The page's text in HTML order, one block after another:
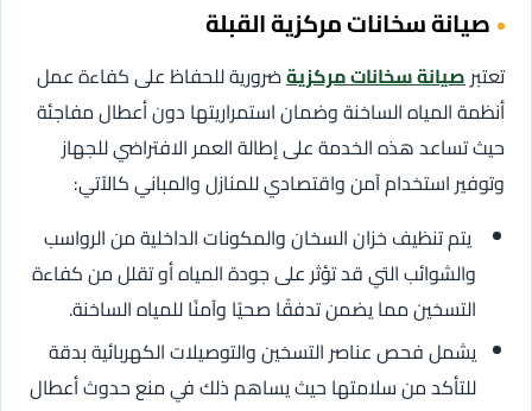
صيانة سخانات مركزية القبلة
تعتبرصيانة سخانات مركزيةضرورية للحفاظ على كفاءة عمل
أنظمة المياه الساخنة وضمان استمراريتها دون أعطال مفاجئة
حيث تساعد هذه الخدمة على إطالة العمر الافتراضي للجهاز
وتوفير استخدام آمن واقتصادي للمنازل والمباني كالآتي:
يتم تنظيف خزان السخان والمكونات الداخلية من الرواسب
والشوائب التي قد تؤثر على جودة المياه أو تقلل من كفاءة
التسخين مما يضمن تدفقًا صحيًا وآمنًا للمياه الساخنة.
يشمل فحص عناصر التسخين والتوصيلات الكهربائية بدقة
للتأكد من سلامتها حيث يساهم ذلك في منع حدوث أعطال